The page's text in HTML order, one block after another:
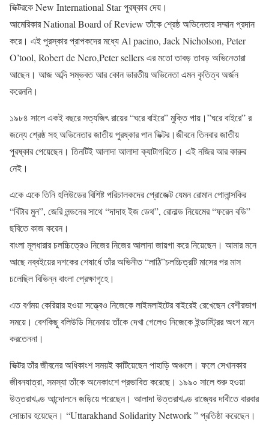
ভিক্টরকে New International Star পুরষ্কার দেয়।
আমেরিকার National Board of Review তাঁকে শ্রেষ্ঠ অভিনেতার সম্মান প্রদান
করে। এই পুরস্কার প্রাপকদের মধ্যে Al pacino, Jack Nicholson, Peter
O’tool, Robert de Nero,Peter sellers এর মতো তাবড় তাবড় অভিনেতারা
আছেন। আজ অব্দি সম্ভবত আর কোন ভারতীয় অভিনেতা এমন কৃতিত্ব অর্জন
করেননি।
১৯৮৪ সালে একই বছরে সত্যজিৎ রায়ের “ঘরে বাইরে” মুক্তি পায়।”ঘরে বাইরে” র
জন্যে শ্রেষ্ঠ সহ অভিনেতার জাতীয় পুরষ্কার পান ভিক্টর।জীবনে তিনবার জাতীয়
পুরষ্কার পেয়েছেন। তিনটিই আলাদা আলাদা ক্যাটাগরিতে। এই নজির আর কারুর
নেই।
একে একে তিনি হলিউডের বিশিষ্ট পরিচালকদের প্রোজেক্ট যেমন রোমান পোলান্সকির
“বিটার মুন”, জেরি লন্ডনের সাথে “দাদাহ ইজ ডেথ”, রোনাল্ড নিয়েমের “ফরেন বডি”
ছবিতে কাজ করেন।
বাংলা মূলধারার চলচ্চিত্রেও নিজের নিজের আলাদা জায়গা করে নিয়েছেন। আমার মনে
আছে নব্বইয়ের দশকের শেষার্ধে তাঁর অভিনীত “লাঠি”চলচ্চিত্রটি মাসের পর মাস
চলেছিল বিভিন্ন বাংলা প্রেক্ষাগৃহে।
এত বর্ণময় কেরিয়ার হওয়া সত্ত্বেও নিজেকে লাইমলাইটের বাইরেই রেখেছেন বেশীরভাগ
সময়ে। বেশকিছু বলিউডি সিনেমায় তাঁকে দেখা গেলেও নিজেকে ইন্ডাস্ট্রির অংশ মনে
করতেননা।
ভিক্টর তাঁর জীবনের অধিকাংশ সময়ই কাটিয়েছেন পাহাড়ি অঞ্চলে। ফলে সেখানকার
জীবনযাত্রা, সমস্যা তাঁকে অনেকাংশে প্রভাবিত করেছে। ১৯৯০ সালে শুরু হওয়া
উত্তরাখণ্ড আন্দোলনে জড়িয়ে পরেছেন। আলাদা উত্তরাখণ্ড রাজ্যের দাবীতে বারবার
সোচ্চার হয়েছেন। “Uttarakhand Solidarity Network ” প্রতিষ্ঠা করেছেন।